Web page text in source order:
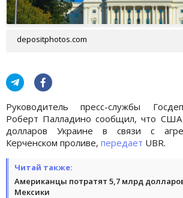
depositphotos.com
Руководитель пресс-службы
Роберт Палладино сообщил, что
долларов Украине в связи с
Керченском проливе, передает UBR.
Читай также:
Американцы потратят 5,7 млрд
Мексики